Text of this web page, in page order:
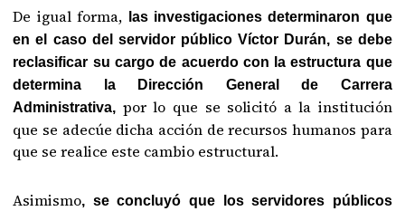
De igual forma, las investigaciones determinaron que
en el caso del servidor público Víctor Durán, se debe
reclasificar su cargo de acuerdo con la estructura que
determina la Dirección General de Carrera
Administrativa, por lo que se solicitó a la institución
que se adecúe dicha acción de recursos humanos para
que se realice este cambio estructural.
Asimismo, se concluyó que los servidores públicos